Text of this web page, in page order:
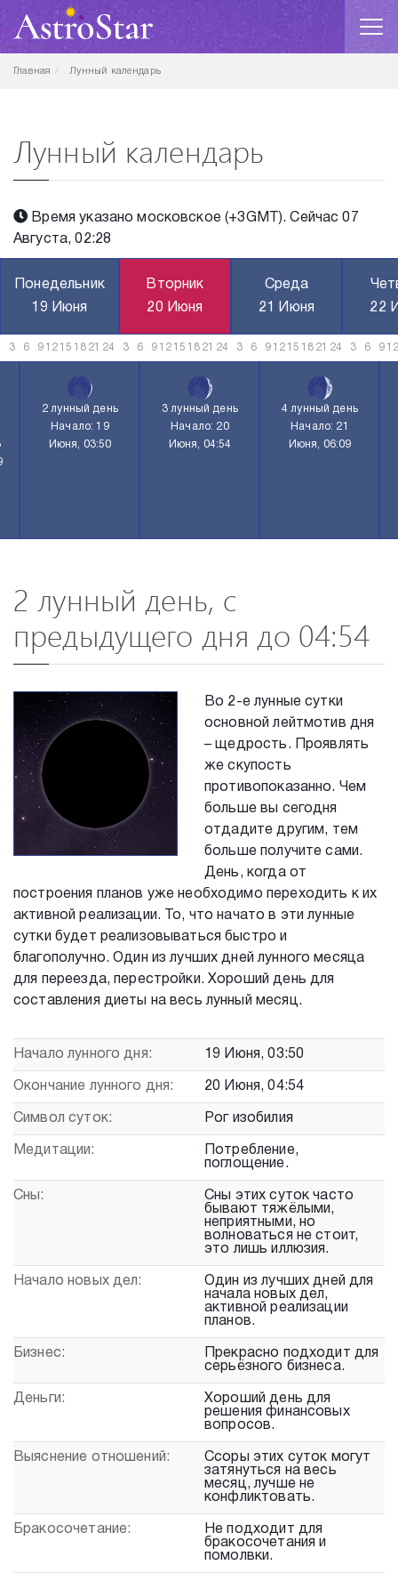
Главная Лунный календарь
Лунный календарь
Время указано московское (+3GMT). Сейчас 07
Августа, 02:28
Понедельник
19 Июня
Вторник
20 Июня
Среда
21 Июня
22
3 6 91215 18 21 24 3 6 91215 18 21 24 3 6 91215 18 21 24 3 6 912
2 лунный день
Начало: 19
Июня, 03:50
3 лунный день
Начало: 20
Июня, 04:54
4 лунный день
Начало: 21
Июня, 06:09
2 лунный день, с
предыдущего дня до 04:54
Во 2-е лунные сутки
основной лейтмотив дня
– щедрость. Проявлять
же скупость
противопоказанно. Чем
больше вы сегодня
отдадите другим, тем
больше получите сами.
День, когда от
построения планов уже необходимо переходить к их
активной реализации. То, что начато в эти лунные
сутки будет реализовываться быстро и
благополучно. Один из лучших дней лунного месяца
для переезда, перестройки. Хороший день для
составления диеты на весь лунный месяц.
Начало лунного дня: 19 Июня, 03:50
Окончание лунного дня: 20 Июня, 04:54
Символ суток: Рог изобилия
Медитации:
Потребление,
поглощение.
Сны:
Сны этих суток часто
бывают тяжёлыми,
неприятными, но
волноваться не стоит,
это лишь иллюзия.
Начало новых дел:
Один из лучших дней для
начала новых дел,
активной реализации
планов.
Бизнес:
Прекрасно подходит для
серьёзного бизнеса.
Деньги:
Хороший день для
решения финансовых
вопросов.
Выяснение отношений:
Ссоры этих суток могут
затянуться на весь
месяц, лучше не
конфликтовать.
Бракосочетание:
Не подходит для
бракосочетания и
помолвки.